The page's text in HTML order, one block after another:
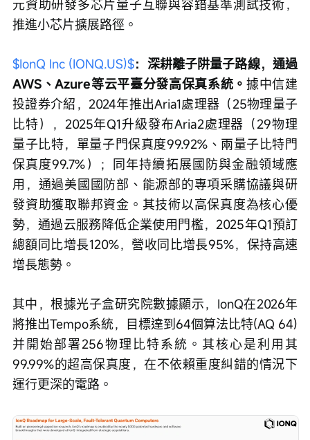
元資助研發多芯片量子互聯與容錯基準測試技術，
推進小芯片擴展路徑。
$IonQ Inc (IONQ.US)$：深耕離子阱量子路線，通過
AWS、Azure等云平臺分發高保真系統。 據中信建
投證券介紹，2024年推出Aria1處理器（25物理量子
比特），2025年Q1升級發布Aria2處理器（29物理
量子比特，單量子門保真度99.92%、兩量子比特門
保真度99.7%）；同年持續拓展國防與金融領域應
用，通過美國國防部、能源部的專項采購協議與研
發資助獲取聯邦資金。其技術以高保真度為核心優
勢，通過云服務降低企業使用門檻，2025年Q1預訂
總額同比增長120%，營收同比增長95%，保持高速
增長態勢。
其中，根據光子盒研究院數據顯示，IonQ在2026年
將推出Tempo系統，目標達到64個算法比特(AQ 64)
并開始部署256物理比特系統。其核心是利用其
99.99%的超高保真度，在不依賴重度糾錯的情況下
運行更深的電路。